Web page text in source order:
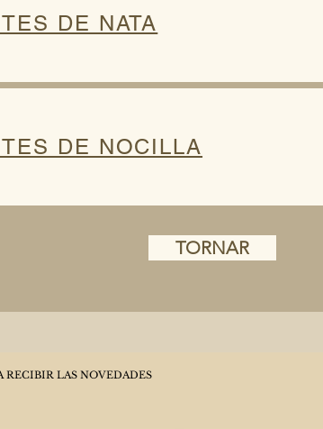
DE NATA
DE NOCILLA
TORNAR
RECIBIR LAS NOVEDADES